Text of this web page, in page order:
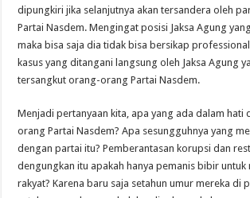
dipungkiri jika selanjutnya akan tersandera oleh
Partai Nasdem. Mengingat posisi Jaksa Agung
maka bisa saja dia tidak bisa bersikap
kasus yang ditangani langsung oleh Jaksa Agung
tersangkut orang-orang Partai Nasdem.
Menjadi pertanyaan kita, apa yang ada dalam hati
orang Partai Nasdem? Apa sesungguhnya yang
dengan partai itu? Pemberantasan korupsi dan
dengungkan itu apakah hanya pemanis bibir untuk
rakyat? Karena baru saja setahun umur mereka di